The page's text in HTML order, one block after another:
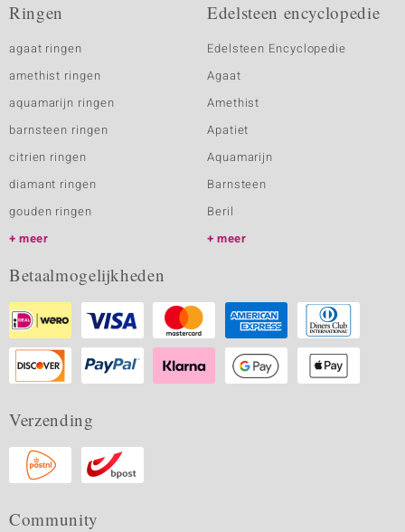
Ringen
agaat ringen
amethist ringen
aquamarijn ringen
barnsteen ringen
citrien ringen
diamant ringen
gouden ringen
meer
Edelsteen encyclopedie
Edelsteen Encyclopedie
Agaat
Amethist
Apatiet
Aquamarijn
Barnsteen
Beril
meer
Betaalmogelijkheden
Verzending
Community